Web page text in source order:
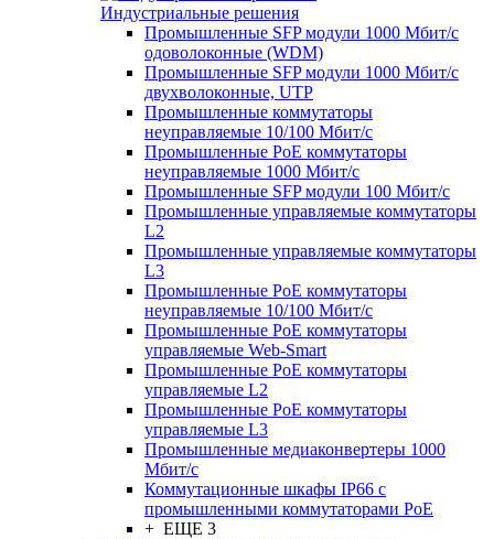
Индустриальные решения
Промышленные SFP модули 1000 Мбит/c
одоволоконные (WDM)
Промышленные SFP модули 1000 Мбит/c
двухволоконные, UTP
Промышленные коммутаторы
неуправляемые 10/100 Мбит/с
Промышленные PoE коммутаторы
неуправляемые 1000 Мбит/с
Промышленные SFP модули 100 Мбит/c
Промышленные управляемые коммутаторы
L2
Промышленные управляемые коммутаторы
L3
Промышленные PoE коммутаторы
неуправляемые 10/100 Мбит/с
Промышленные PoE коммутаторы
управляемые Web-Smart
Промышленные PoE коммутаторы
управляемые L2
Промышленные PoE коммутаторы
управляемые L3
Промышленные медиаконвертеры 1000
Мбит/с
Коммутационные шкафы IP66 c
промышленными коммутаторами PoE
+ ЕЩЕ 3